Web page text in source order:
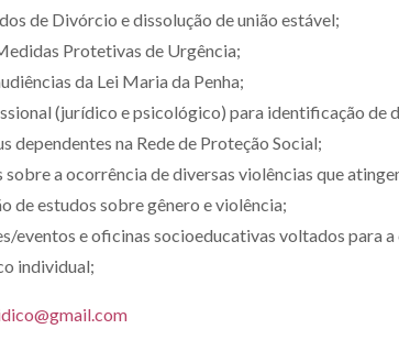
de Divórcio e dissolução de união estável;
Protetivas de Urgência;
da Lei Maria da Penha;
(jurídico e psicológico) para identificação de
dependentes na Rede de Proteção Social;
sobre a ocorrência de diversas violências que
de estudos sobre gênero e violência;
eventos e oficinas socioeducativas voltados para
individual;